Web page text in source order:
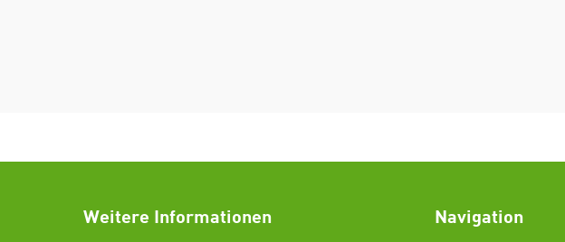
Weitere Informationen Navigation